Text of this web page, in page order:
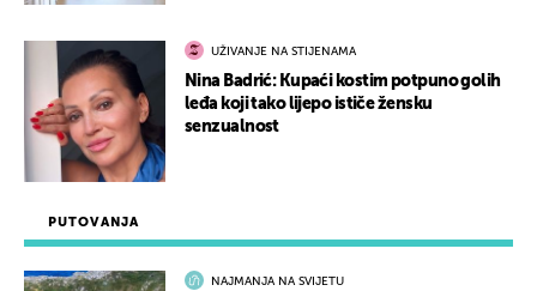
PUTOVANJA
NAJMANJA NA SVIJETU
UŽIVANJE NA STIJENAMA
Nina Badrić: Kupaći kostim potpuno golih
leđa koji tako lijepo ističe žensku
senzualnost